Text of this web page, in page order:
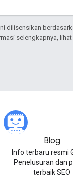
dilisensikan
selengkapnya, lihat
Blog
Info terbaru resmi
Penelusuran dan
terbaik SEO